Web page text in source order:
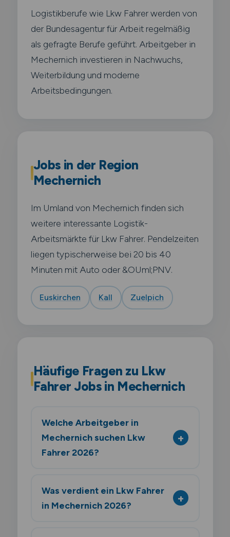
Logistikberufe wie Lkw Fahrer werden von
der Bundesagentur für Arbeit regelmäßig
als gefragte Berufe geführt. Arbeitgeber in
Mechernich investieren in Nachwuchs,
Weiterbildung und moderne
Arbeitsbedingungen.
Jobs in der Region
Mechernich
Im Umland von Mechernich finden sich
weitere interessante Logistik-
Arbeitsmärkte für Lkw Fahrer. Pendelzeiten
liegen typischerweise bei 20 bis 40
Minuten mit Auto oder &OUml;PNV.
Euskirchen Kall Zuelpich
Häufige Fragen zu Lkw
Fahrer Jobs in Mechernich
Welche Arbeitgeber in
Mechernich suchen Lkw
Fahrer 2026?
Was verdient ein Lkw Fahrer
in Mechernich 2026?